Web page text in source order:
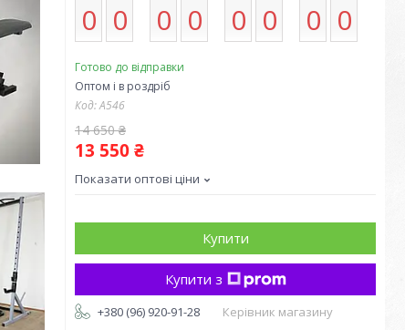
0 0 0 0 0 0 0 0
Готово до відправки
Оптом і в роздріб
Код:А546
14 650 ₴
13 550 ₴
Показати оптові ціни
Купити
Купити з
+380 (96) 920-91-28
Керівник магазину